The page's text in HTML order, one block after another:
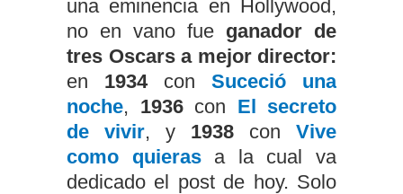
una eminencia en Hollywood,
no en vano fue ganador de
tres Oscars a mejor director:
en 1934con Suceció una
noche, 1936con El secreto
de vivir, y 1938 con Vive
como quierasa la cual va
dedicado el post de hoy. Solo